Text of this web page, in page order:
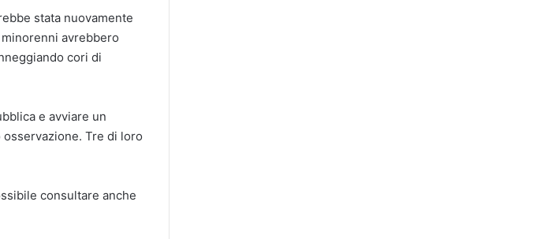
stata nuovamente
avrebbero
cori di
e avviare un
Tre di loro
consultare anche